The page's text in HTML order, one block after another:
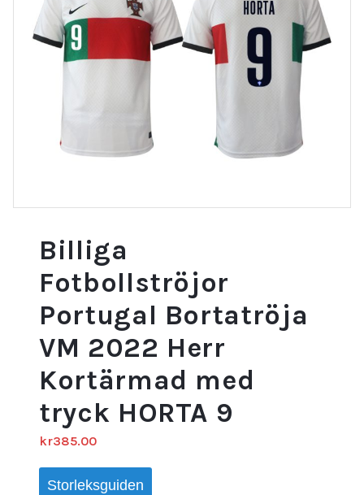
Billiga
Fotbollströjor
Portugal Bortatröja
VM 2022 Herr
Kortärmad med
tryck HORTA 9
kr385.00
Storleksguiden